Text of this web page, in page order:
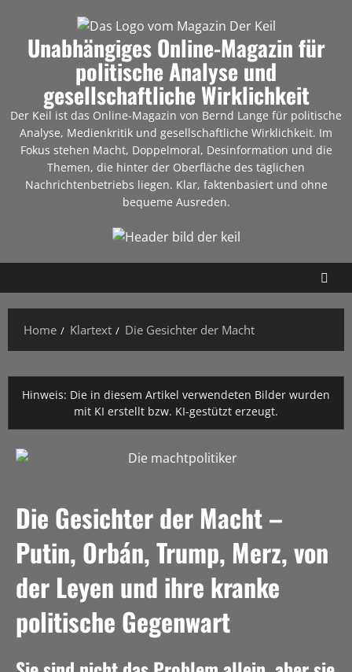
Unabhängiges Online-Magazin für
politische Analyse und
gesellschaftliche Wirklichkeit
Der Keil ist das Online-Magazin von Bernd Lange für politische
Analyse, Medienkritik und gesellschaftliche Wirklichkeit. Im
Fokus stehen Macht, Doppelmoral, Desinformation und die
Themen, die hinter der Oberfläche des täglichen
Nachrichtenbetriebs liegen. Klar, faktenbasiert und ohne
bequeme Ausreden.
Home Klartext Die Gesichter der Macht
Hinweis: Die in diesem Artikel verwendeten Bilder wurden
mit KI erstellt bzw. KI-gestützt erzeugt.
Die Gesichter der Macht –
Putin, Orbán, Trump, Merz, von
der Leyen und ihre kranke
politische Gegenwart